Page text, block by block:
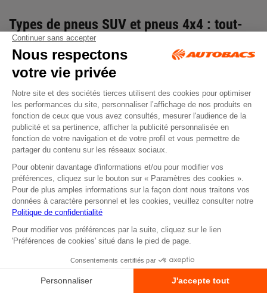
Types de pneus SUV et pneus 4x4 : tout-
terrain, route ou mixte
Pneus route: usage quotidien, excellent confort et
longévité.
Pneus tout-terrain: renforcés, robustes, adaptés aux
conditions extrêmes.
Pneus mixtes(4 saisons) : compromis entre
performance,adhérence et durabilité.
Pneus sport : tenue de route précise et
freinagesupérieures.
Comment bien choisir sespneus SUVou
pneus 4x4?
Dimensions et compatibilité avec le véhicule ;
Conditions climatiques :pneus été pneus hiver
Type de terrain et fréquence d’utilisation ;